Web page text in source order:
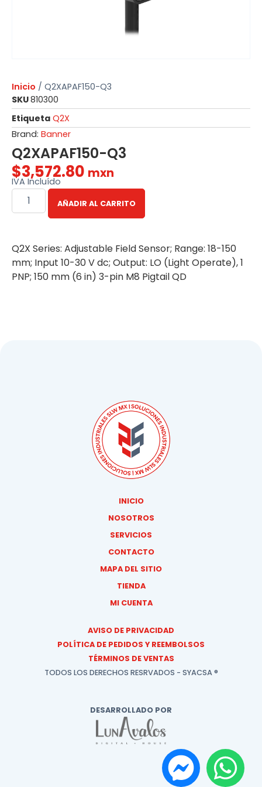
Inicio / Q2XAPAF150-Q3
SKU810300
Etiqueta Q2X
Brand: Banner
Q2XAPAF150-Q3
$3,572.80 mxn
IVA Incluído
AÑADIR AL CARRITO
Q2X Series: Adjustable Field Sensor; Range: 18-150
mm; Input 10-30 V dc; Output: LO (Light Operate), 1
PNP; 150 mm (6 in) 3-pin M8 Pigtail QD
INICIO
NOSOTROS
SERVICIOS
CONTACTO
MAPA DEL SITIO
TIENDA
MI CUENTA
AVISO DE PRIVACIDAD
POLÍTICA DE PEDIDOS Y REEMBOLSOS
TÉRMINOS DE VENTAS
TODOS LOS DERECHOS RESRVADOS - SYACSA ®
DESARROLLADO POR